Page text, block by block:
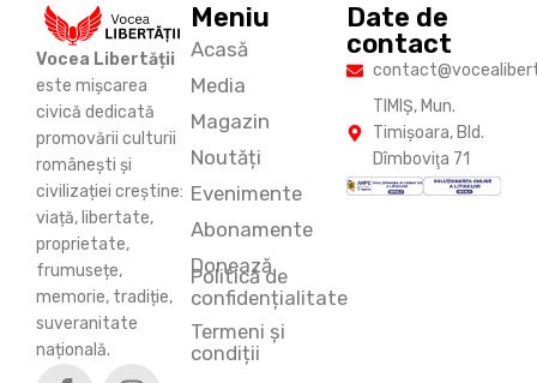
Vocea Libertății
este mișcarea
civică dedicată
promovării culturii
românești și
civilizației creștine:
viață, libertate,
proprietate,
frumusețe,
memorie, tradiție,
suveranitate
națională.
Meniu
Acasă
Media
Magazin
Noutăți
Evenimente
Abonamente
Donează
Politică de
confidențialitate
Termeni și
condiții
Date de
contact
TIMIŞ, Mun.
Timişoara, Bld.
Dîmboviţa 71